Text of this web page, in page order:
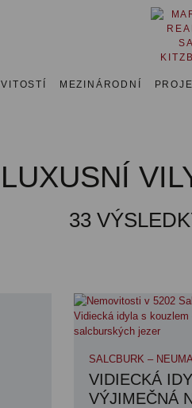
MEZINÁRODNÍ
LUXUSNÍ
33
SALCBURK –
VIDIECKÁ
VÝJIMEČNÁ